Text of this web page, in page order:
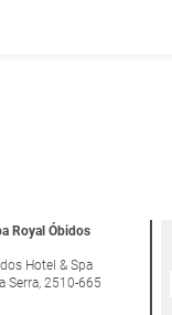
Royal Óbidos
Hotel & Spa
Serra, 2510-665